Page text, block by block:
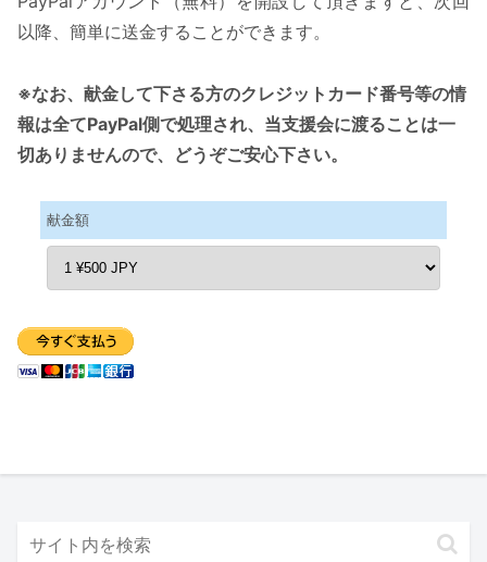
以降、簡単に送金することができます。
※なお、献金して下さる方のクレジットカード番号等の情
報は全てPayPal側で処理され、当支援会に渡ることは一
切ありませんので、どうぞご安心下さい。
献金額